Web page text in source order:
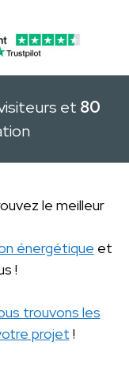
et 80
le meilleur
énergétique et
!
trouvons les
projet !